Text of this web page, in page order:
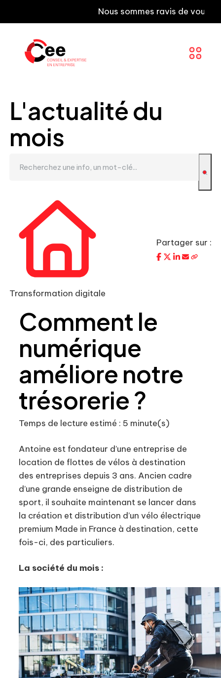
Nous sommes ravis de vous
L'actualité du
mois
Transformation digitale
Partager sur :
Comment le
numérique
améliore notre
trésorerie ?
Temps de lecture estimé : 5 minute(s)
Antoine est fondateur d’une entreprise de
location de flottes de vélos à destination
des entreprises depuis 3 ans. Ancien cadre
d’une grande enseigne de distribution de
sport, il souhaite maintenant se lancer dans
la création et distribution d’un vélo électrique
premium Made in France à destination, cette
fois-ci, des particuliers.
La société du mois :